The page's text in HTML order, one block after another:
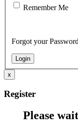
Remember Me
Forgot your
x
Register
Please